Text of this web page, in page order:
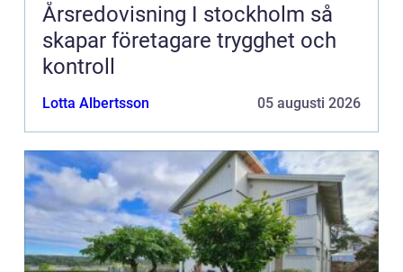
Årsredovisning I stockholm så
skapar företagare trygghet och
kontroll
Lotta Albertsson 05 augusti 2026